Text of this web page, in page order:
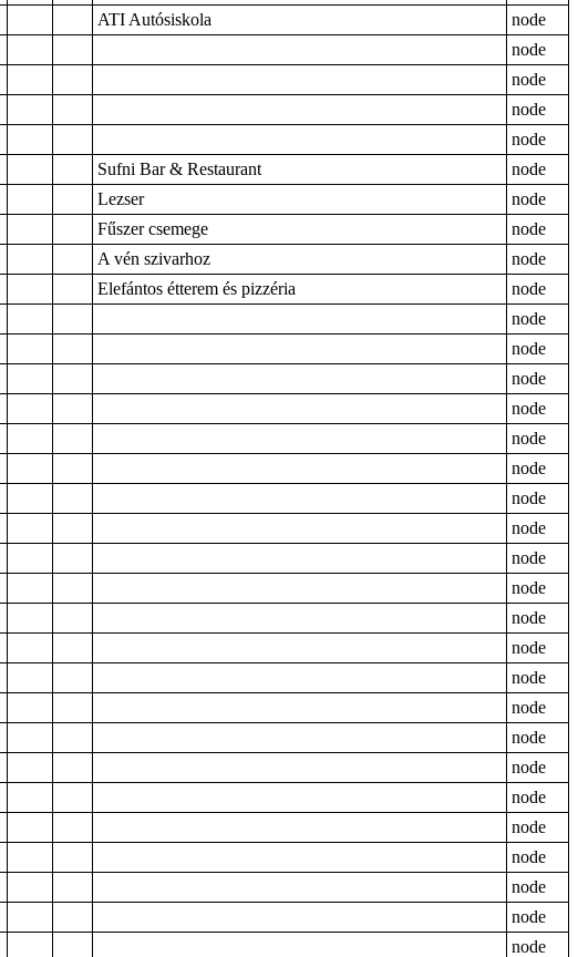
ATI Autósiskola
node
node
node
node
node
Sufni Bar & Restaurant
node
Lezser
node
Fűszer csemege
node
A vén szivarhoz
node
Elefántos étterem és pizzéria
node
node
node
node
node
node
node
node
node
node
node
node
node
node
node
node
node
node
node
node
node
node
node